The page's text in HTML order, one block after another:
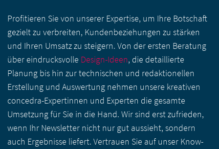
Profitieren Sie von unserer Expertise, um Ihre Botschaft
gezielt zu verbreiten, Kundenbeziehungen zu stärken
und Ihren Umsatz zu steigern. Von der ersten Beratung
über eindrucksvolle Design-Ideen, die detaillierte
Planung bis hin zur technischen und redaktionellen
Erstellung und Auswertung nehmen unsere kreativen
concedra-Expertinnen und Experten die gesamte
Umsetzung für Sie in die Hand. Wir sind erst zufrieden,
wenn Ihr Newsletter nicht nur gut aussieht, sondern
auch Ergebnisse liefert. Vertrauen Sie auf unser Know-